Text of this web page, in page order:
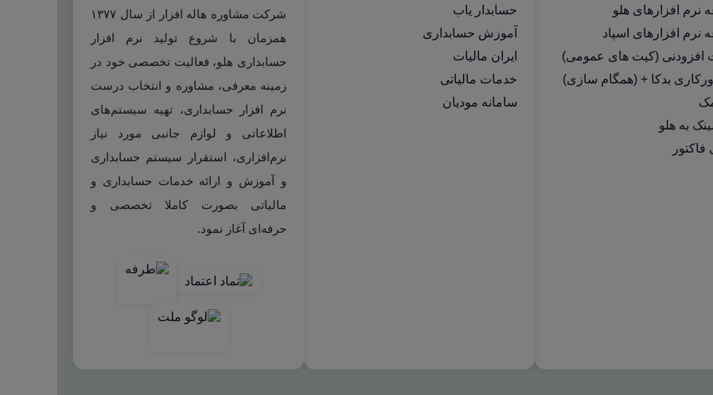
نرم افزارهای هلو
نرم افزارهای اسپاد
افزودنی (کیت های عمومی)
بدکا + (همگام سازی)
حسابدار یاب
آموزش حسابداری
ایران مالیات
خدمات مالیاتی
سامانه مودیان
شرکت مشاوره هاله افزار از سال ۱۳۷۷
همزمان با شروع تولید نرم افزار
حسابداری هلو، فعالیت تخصصی خود در
زمینه معرفی، مشاوره و انتخاب درست
نرم افزار حسابداری، تهیه سیستم‌های
اطلاعاتی و لوازم جانبی مورد نیاز
نرم‌افزاری، استقرار سیستم حسابداری
و آموزش و ارائه خدمات حسابداری و
مالیاتی بصورت کاملا تخصصی و
حرفه‌ای آغاز نمود.